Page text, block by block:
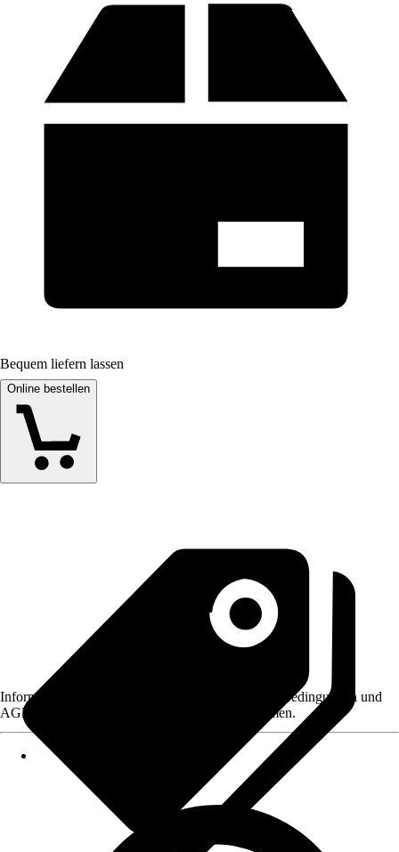
Bequem liefern lassen
Online bestellen
Informationen des Verkäufers, wie z. B. Rückgabebedingungen und
AGB, finden Sie bei Klick auf den Verkäufernamen.